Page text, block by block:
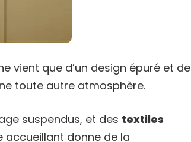
vient que d’un design épuré et de
toute autre atmosphère.
suspendus, et des textiles
accueillant donne de la